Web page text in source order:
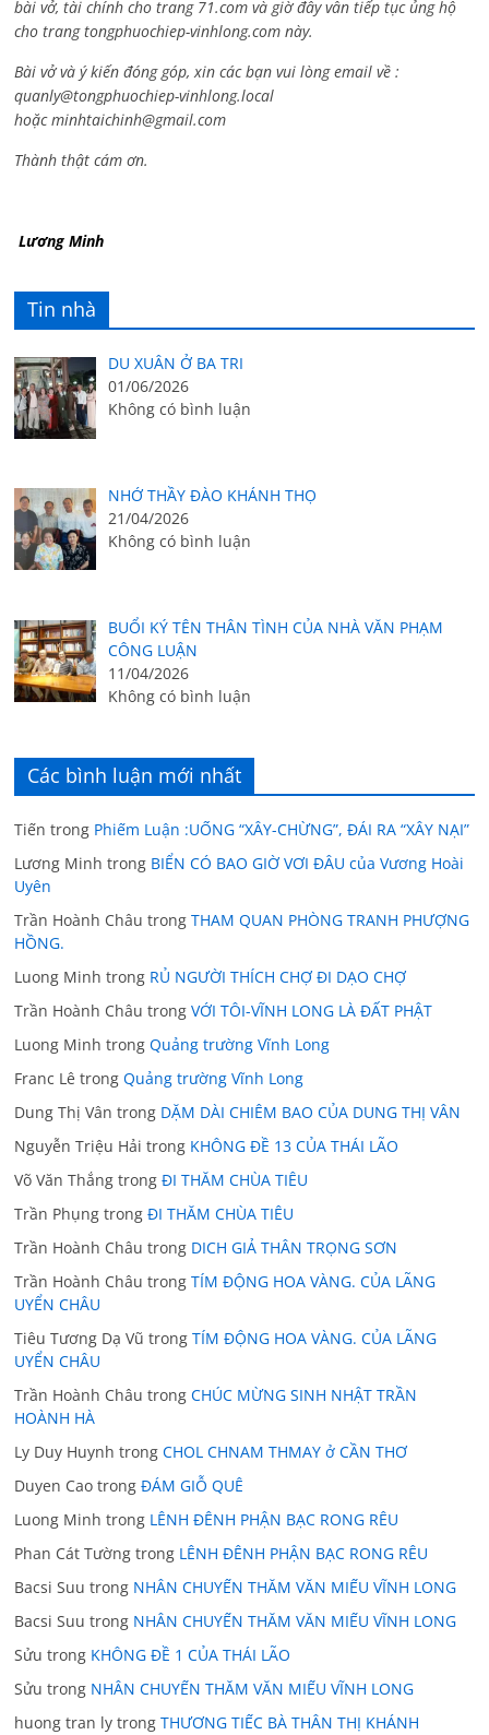
bài vở, tài chính cho trang 71.com và giờ đây vẫn tiếp tục ủng hộ
cho trang tongphuochiep-vinhlong.com này.
Bài vở và ý kiến đóng góp, xin các bạn vui lòng email về :
quanly@tongphuochiep-vinhlong.local
hoặcminhtaichinh@gmail.com
Thành thật cám ơn.
Lương Minh
Tin nhà
DU XUÂN Ở BA TRI
01/06/2026
Không có bình luận
NHỚ THẦY ĐÀO KHÁNH THỌ
21/04/2026
Không có bình luận
BUỔI KÝ TÊN THÂN TÌNH CỦA NHÀ VĂN PHẠM
CÔNG LUẬN
11/04/2026
Không có bình luận
Các bình luận mới nhất
Tiến trong Phiếm Luận :UỐNG “XÂY-CHỪNG”, ĐÁI RA “XÂY NẠI”
Lương Minh trong BIỂN CÓ BAO GIỜ VƠI ĐÂU của Vương Hoài
Uyên
Trần Hoành Châu trongTHAM QUAN PHÒNG TRANH PHƯỢNG
HỒNG.
Luong Minh trong RỦ NGƯỜI THÍCH CHỢ ĐI DẠO CHỢ
Trần Hoành Châu trongVỚI TÔI-VĨNH LONG LÀ ĐẤT PHẬT
Luong Minh trongQuảng trường Vĩnh Long
Franc Lê trongQuảng trường Vĩnh Long
Dung Thị Vân trong DẶM DÀI CHIÊM BAO CỦA DUNG THỊ VÂN
Nguyễn Triệu Hải trong KHÔNG ĐỀ 13 CỦA THÁI LÃO
Võ Văn Thắng trongĐI THĂM CHÙA TIÊU
Trần Phụng trongĐI THĂM CHÙA TIÊU
Trần Hoành Châu trong DICH GIẢ THÂN TRỌNG SƠN
Trần Hoành Châu trongTÍM ĐỘNG HOA VÀNG. CỦA LÃNG
UYỂN CHÂU
Tiêu Tương Dạ Vũ trongTÍM ĐỘNG HOA VÀNG. CỦA LÃNG
UYỂN CHÂU
Trần Hoành Châu trongCHÚC MỪNG SINH NHẬT TRẦN
HOÀNH HÀ
Ly Duy Huynh trongCHOL CHNAM THMAY ở CẦN THƠ
Duyen Cao trongĐÁM GIỖ QUÊ
Luong Minh trong LÊNH ĐÊNH PHẬN BẠC RONG RÊU
Phan Cát Tường trong LÊNH ĐÊNH PHẬN BẠC RONG RÊU
Bacsi Suu trong NHÂN CHUYẾN THĂM VĂN MIẾU VĨNH LONG
Bacsi Suu trong NHÂN CHUYẾN THĂM VĂN MIẾU VĨNH LONG
Sửu trong KHÔNG ĐỀ 1 CỦA THÁI LÃO
Sửu trong NHÂN CHUYẾN THĂM VĂN MIẾU VĨNH LONG
huong tran ly trongTHƯƠNG TIẾC BÀ THÂN THỊ KHÁNH